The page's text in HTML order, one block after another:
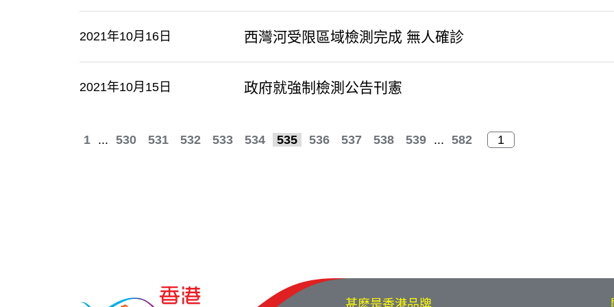
2021年10月16日 西灣河受限區域檢測完成 無人確診
2021年10月15日 政府就強制檢測公告刊憲
1 ... 530 531 532 533 534 535 536 537 538 539 ... 582